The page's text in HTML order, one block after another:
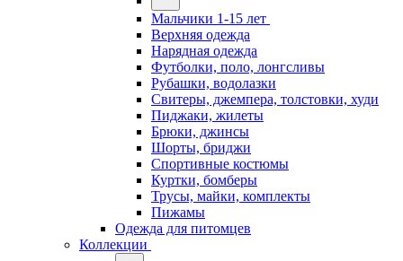
Мальчики 1-15 лет
Верхняя одежда
Нарядная одежда
Футболки, поло, лонгсливы
Рубашки, водолазки
Свитеры, джемпера, толстовки, худи
Пиджаки, жилеты
Брюки, джинсы
Шорты, бриджи
Спортивные костюмы
Куртки, бомберы
Трусы, майки, комплекты
Пижамы
Одежда для питомцев
Коллекции